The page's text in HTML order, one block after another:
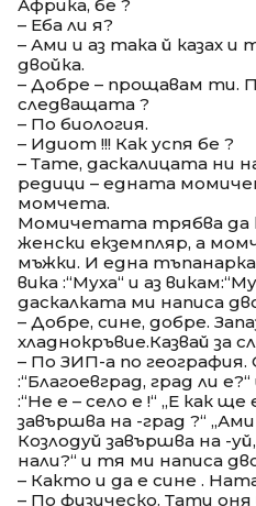
Африка, бе ?
– Еба ли я?
– Ами и аз така й казах и
двойка.
– Добре – прощавам ти.
следващата ?
– По биология.
– Идиот !!! Как успя бе ?
– Тате, даскалицата ни
редици – едната
момчета.
Момичетата трябва да
женски екземпляр, а
мъжки. И една
вика :“Муха“ и аз
даскалката ми написа
– Добре, сине, добре.
хладнокръвие.Казвай за
– По ЗИП-а по география.
:“Благоевград, град ли
:“Не е – село е !“ „Е как
завършва на -град ?“
Козлодуй завършва на -
нали?“ и тя ми написа
– Както и да е сине .
– По физическо. Тати оня